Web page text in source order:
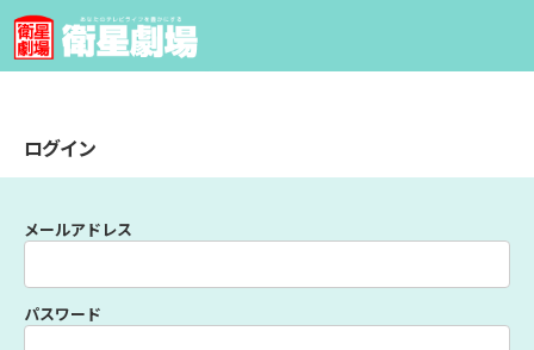
ログイン
メールアドレス
パスワード